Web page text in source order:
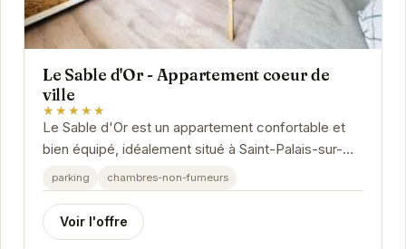
Le Sable d'Or - Appartement coeur de
ville
★★★★★
Le Sable d'Or est un appartement confortable et
bien équipé, idéalement situé à Saint-Palais-sur-
Mer. Proche des plages et des commerces, il...
parking chambres-non-fumeurs
Voir l'offre